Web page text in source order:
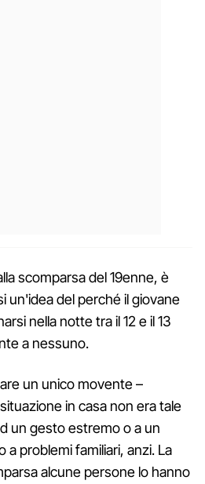
scomparsa del 19enne, è
un'idea del perché il giovane
nella notte tra il 12 e il 13
a nessuno.
un unico movente –
in casa non era tale
un gesto estremo o a un
problemi familiari, anzi. La
alcune persone lo hanno